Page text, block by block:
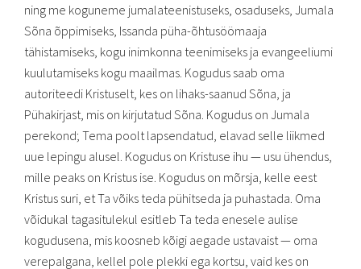
ning me koguneme jumalateenistuseks, osaduseks, Jumala
Sõna õppimiseks, Issanda püha-õhtusöömaaja
tähistamiseks, kogu inimkonna teenimiseks ja evangeeliumi
kuulutamiseks kogu maailmas. Kogudus saab oma
autoriteedi Kristuselt, kes on lihaks-saanud Sõna, ja
Pühakirjast, mis on kirjutatud Sõna. Kogudus on Jumala
perekond; Tema poolt lapsendatud, elavad selle liikmed
uue lepingu alusel. Kogudus on Kristuse ihu — usu ühendus,
mille peaks on Kristus ise. Kogudus on mõrsja, kelle eest
Kristus suri, et Ta võiks teda pühitseda ja puhastada. Oma
võidukal tagasitulekul esitleb Ta teda enesele aulise
kogudusena, mis koosneb kõigi aegade ustavaist — oma
verepalgana, kellel pole plekki ega kortsu, vaid kes on